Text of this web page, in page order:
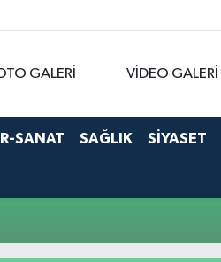
GALERİ VİDEO GALERİ
SANAT SAĞLIK SİYASET